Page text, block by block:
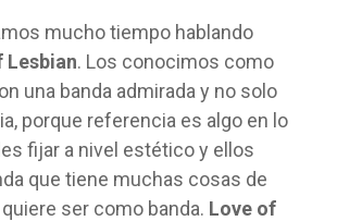
mucho tiempo hablando
Lesbian. Los conocimos como
una banda admirada y no solo
porque referencia es algo en lo
fijar a nivel estético y ellos
que tiene muchas cosas de
ser como banda. Love of